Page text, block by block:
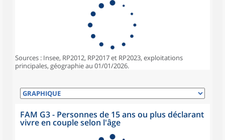
Sources : Insee, RP2012, RP2017 et RP2023, exploitations
principales, géographie au 01/01/2026.
FAM G3 - Personnes de 15 ans ou plus déclarant
vivre en couple selon l'âge